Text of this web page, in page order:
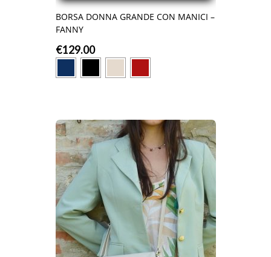
BORSA DONNA GRANDE CON MANICI –
FANNY
€129.00